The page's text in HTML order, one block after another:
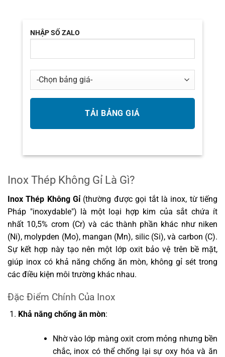
NHẬP SỐ ZALO
Inox Thép Không Gỉ Là Gì?
Inox Thép Không Gỉ(thường được gọi tắt là inox, từ tiếng
Pháp "inoxydable") là một loại hợp kim của sắt chứa ít
nhất 10,5% crom (Cr) và các thành phần khác như niken
(Ni), molypden (Mo), mangan (Mn), silic (Si), và carbon (C).
Sự kết hợp này tạo nên một lớp oxit bảo vệ trên bề mặt,
giúp inox có khả năng chống ăn mòn, không gỉ sét trong
các điều kiện môi trường khác nhau.
Đặc Điểm Chính Của Inox
Khả năng chống ăn mòn:
Nhờ vào lớp màng oxit crom mỏng nhưng bền
chắc, inox có thể chống lại sự oxy hóa và ăn